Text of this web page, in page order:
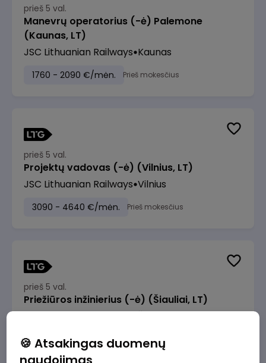
prieš 5 val.
Manevrų operatorius (-ė) Palemone
(Kaunas, LT)
JSC Lithuanian Railways Kaunas
1760 - 2090 €/mėn. Prieš mokesčius
prieš 5 val.
Projektų vadovas (-ė) (Vilnius, LT)
JSC Lithuanian Railways Vilnius
3090 - 4640 €/mėn. Prieš mokesčius
prieš 5 val.
Priežiūros inžinierius (-ė) (Šiauliai, LT)
1900 - 2850 €/mėn. Prieš mokesčius
🍪 Atsakingas duomenų